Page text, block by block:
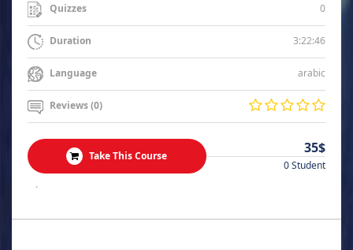
Quizzes 0
Duration 3:22:46
Language arabic
Reviews (0)
Take This Course 35$
0 Student
.